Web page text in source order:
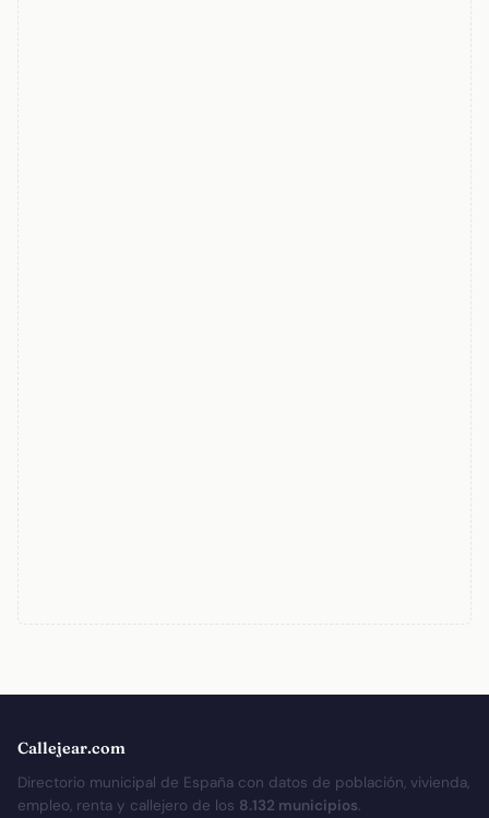
Callejear.com
Directorio municipal de España con datos de población, vivienda,
empleo, renta y callejero de los 8.132 municipios.